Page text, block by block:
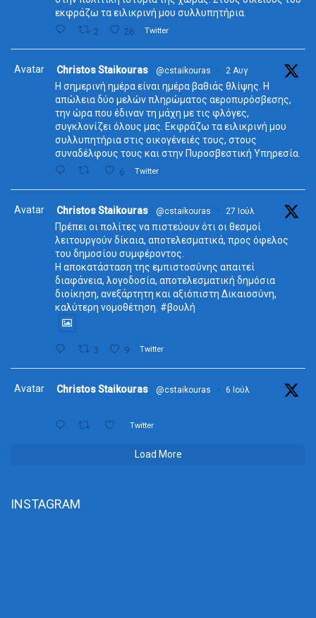
εκφράζω τα ειλικρινή μου συλλυπητήρια.
2 26 Twitter
Avatar Christos Staikouras @cstaikouras · 2 Αυγ
Η σημερινή ημέρα είναι ημέρα βαθιάς θλίψης. Η
απώλεια δύο μελών πληρώματος αεροπυρόσβεσης,
την ώρα που έδιναν τη μάχη με τις φλόγες,
συγκλονίζει όλους μας. Εκφράζω τα ειλικρινή μου
συλλυπητήρια στις οικογένειές τους, στους
συναδέλφους τους και στην Πυροσβεστική Υπηρεσία.
6 Twitter
Avatar Christos Staikouras @cstaikouras · 27 Ιούλ
Πρέπει οι πολίτες να πιστεύουν ότι οι θεσμοί
λειτουργούν δίκαια, αποτελεσματικά, προς όφελος
του δημοσίου συμφέροντος.
Η αποκατάσταση της εμπιστοσύνης απαιτεί
διαφάνεια, λογοδοσία, αποτελεσματική δημόσια
διοίκηση, ανεξάρτητη και αξιόπιστη Δικαιοσύνη,
καλύτερη νομοθέτηση. #βουλή
3 9 Twitter
Avatar Christos Staikouras @cstaikouras · 6 Ιούλ
Twitter
Load More
INSTAGRAM